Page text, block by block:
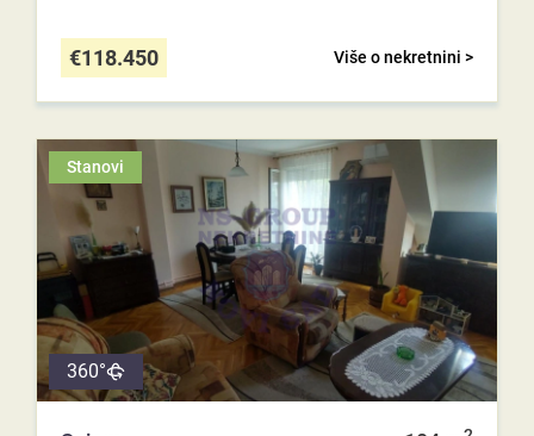
Više o nekretnini >
€118.450
Stanovi
360°